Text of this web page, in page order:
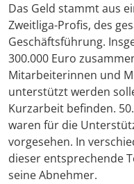
Das Geld stammt aus
Zweitliga-Profis, des
Geschäftsführung.
300.000 Euro
Mitarbeiterinnen und
unterstützt werden
Kurzarbeit befinden.
waren für die
vorgesehen. In
dieser entsprechende
seine Abnehmer.